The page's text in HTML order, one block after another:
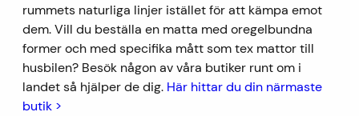
rummets naturliga linjer istället för att kämpa emot
dem. Vill du beställa en matta med oregelbundna
former och med specifika mått som tex mattor till
husbilen? Besök någon av våra butiker runt om i
landet så hjälper de dig. Här hittar du din närmaste
butik >